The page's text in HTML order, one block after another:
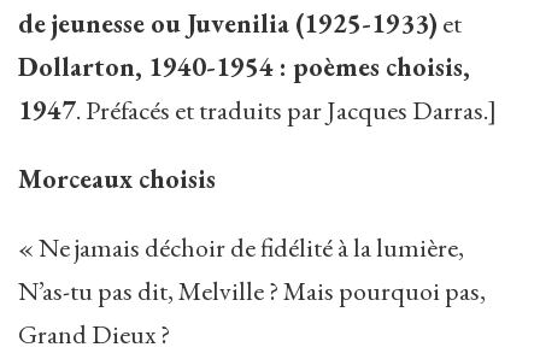
de jeunesse ou Juvenilia (1925-1933) et
Dollarton, 1940-1954 : poèmes choisis,
1947. Préfacés et traduits par Jacques Darras.]
Morceaux choisis
« Ne jamais déchoir de fidélité à la lumière,
N’as-tu pas dit, Melville ? Mais pourquoi pas,
Grand Dieux ?